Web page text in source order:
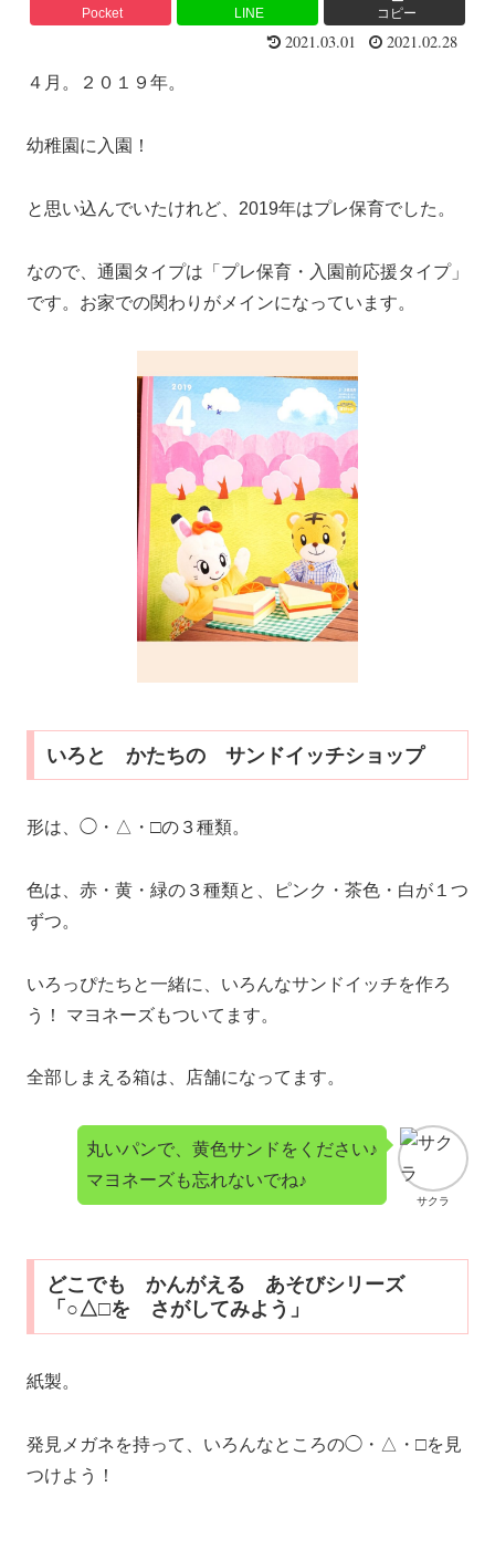
Pocket LINE コピー
2021.03.01 2021.02.28
４月。２０１９年。
幼稚園に入園！
と思い込んでいたけれど、2019年はプレ保育でした。
なので、通園タイプは「プレ保育・入園前応援タイプ」
です。お家での関わりがメインになっています。
いろと かたちの サンドイッチショップ
形は、◯・△・□の３種類。
色は、赤・黄・緑の３種類と、ピンク・茶色・白が１つ
ずつ。
いろっぴたちと一緒に、いろんなサンドイッチを作ろ
う！ マヨネーズもついてます。
全部しまえる箱は、店舗になってます。
サクラ
丸いパンで、黄色サンドをください♪
マヨネーズも忘れないでね♪
どこでも かんがえる あそびシリーズ
「○△□を さがしてみよう」
紙製。
発見メガネを持って、いろんなところの◯・△・□を見
つけよう！